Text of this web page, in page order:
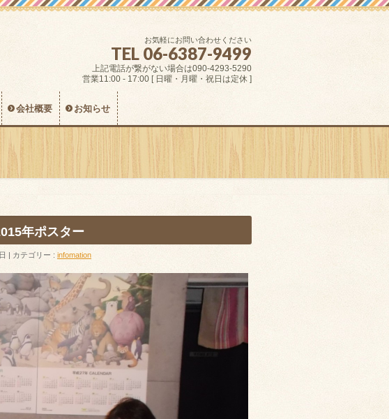
お気軽にお問い合わせください
TEL 06-6387-9499
上記電話が繋がない場合は090-4293-5290
営業11:00 - 17:00 [ 日曜・月曜・祝日は定休 ]
会社概要 お知らせ
年ポスター
カテゴリー : infomation